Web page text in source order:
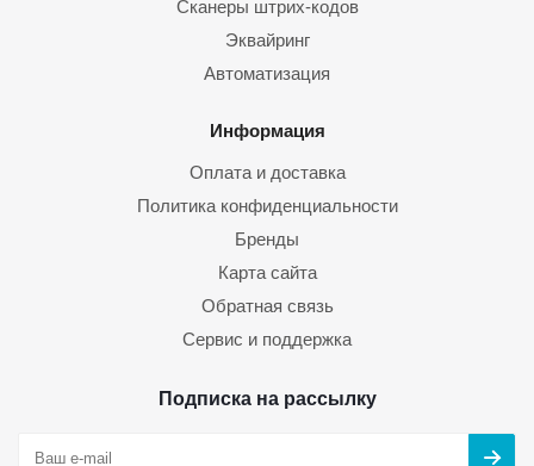
Сканеры штрих-кодов
Эквайринг
Автоматизация
Информация
Оплата и доставка
Политика конфиденциальности
Бренды
Карта сайта
Обратная связь
Сервис и поддержка
Подписка на рассылку